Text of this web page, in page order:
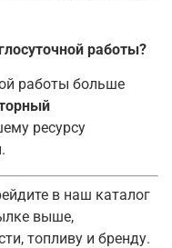
работы?
работы больше
ресурсу
в наш каталог
выше,
топливу и бренду.